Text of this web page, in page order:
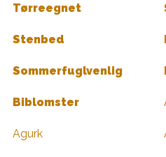
Tørreegnet
Stenbed
Sommerfuglvenlig
Biblomster
Agurk